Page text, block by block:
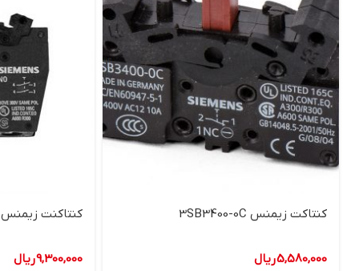
کنتاکت زیمنس 3SB3400-0C
5,580,000ریال
کنتاکنت زيمنس 3SB3400-0D
9,300,000ریال